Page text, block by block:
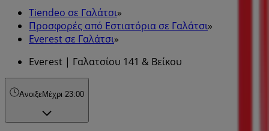
Tiendeo σε Γαλάτσι»
Προσφορές από Εστιατόρια σε Γαλάτσι»
Everest σε Γαλάτσι»
Everest | Γαλατσίου 141 & Βείκου
ΑνοιξεΜέχρι 23:00